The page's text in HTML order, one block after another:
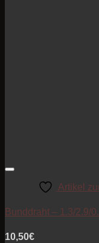
Artikel
Bunddraht – 1.3/2.9/
10,50€